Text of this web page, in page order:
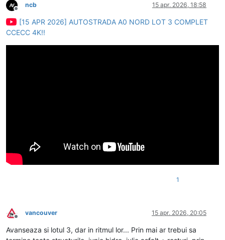
Deconectat
ncb 15 apr. 2026, 18:58
[15 APR 2026] AUTOSTRADA A0 NORD LOT 3 COMPLET
CCECC 4K!!
1
Deconectat
vancouver 15 apr. 2026, 20:05
Avanseaza si lotul 3, dar in ritmul lor... Prin mai ar trebui sa